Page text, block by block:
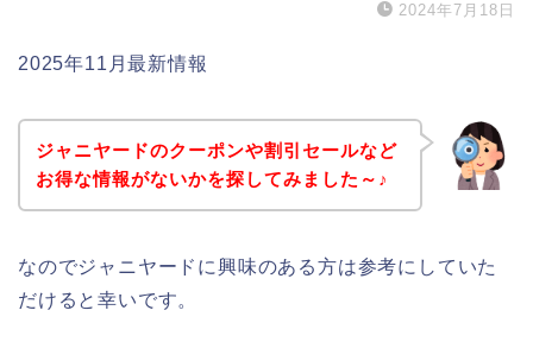
2024年7月18日
2025年11月最新情報
ジャニヤードのクーポンや割引セールなど
お得な情報がないかを探してみました～♪
なのでジャニヤードに興味のある方は参考にしていた
だけると幸いです。